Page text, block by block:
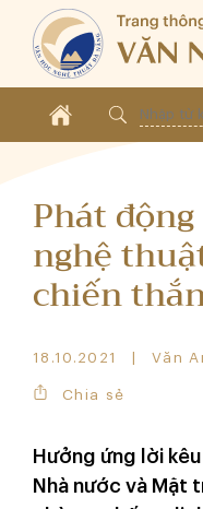
Phát
nghệ
chiến
18.10.2021 Văn
Chia sẻ
Hưởng ứng lời
Nhà nước và Mặt